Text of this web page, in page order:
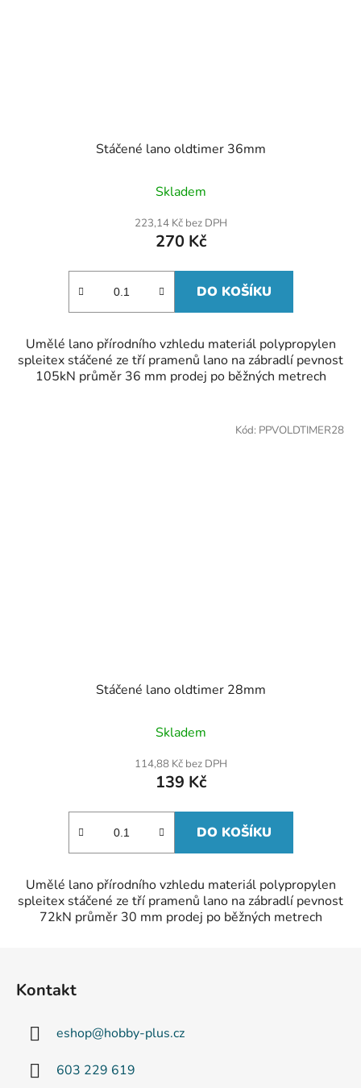
Stáčené lano oldtimer 36mm
Skladem
223,14 Kč bez DPH
270 Kč
DO KOŠÍKU
Umělé lano přírodního vzhledu materiál polypropylen
spleitex stáčené ze tří pramenů lano na zábradlí pevnost
105kN průměr 36 mm prodej po běžných metrech
Stáčené lano oldtimer 28mm
Skladem
114,88 Kč bez DPH
139 Kč
DO KOŠÍKU
Umělé lano přírodního vzhledu materiál polypropylen
spleitex stáčené ze tří pramenů lano na zábradlí pevnost
72kN průměr 30 mm prodej po běžných metrech
Kód: PPVOLDTIMER28
Kontakt
eshop@hobby-plus.cz
603 229 619